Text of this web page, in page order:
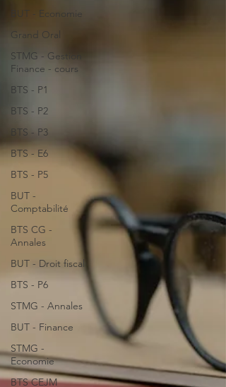
BUT - Economie
Grand Oral
STMG - Gestion
Finance - cours
BTS - P1
BTS - P2
BTS - P3
BTS - E6
BTS - P5
BUT -
Comptabilité
BTS CG -
Annales
BUT - Droit fiscal
BTS - P6
STMG - Annales
BUT - Finance
STMG -
Economie
BTS CEJM